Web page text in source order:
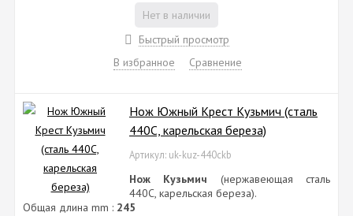
Нет в наличии
Быстрый просмотр
В избранное
Сравнение
Нож Южный Крест Кузьмич (сталь
440C, карельская береза)
Артикул: uk-kuz-440ckb
Нож Кузьмич (нержавеющая сталь
440C, карельская береза).
Общая длина mm : 245